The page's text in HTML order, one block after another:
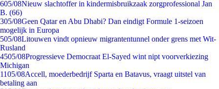
605/08Nieuw slachtoffer in kindermisbruikzaak zorgprofessional Jan
B. (66)
305/08Geen Qatar en Abu Dhabi? Dan eindigt Formule 1-seizoen
mogelijk in Europa
505/08Litouwen vindt opnieuw migrantentunnel onder grens met Wit-
Rusland
4505/08Progressieve Democraat El-Sayed wint nipt voorverkiezing
Michigan
1105/08Accell, moederbedrijf Sparta en Batavus, vraagt uitstel van
betaling aan